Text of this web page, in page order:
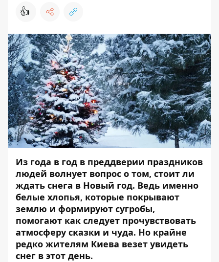
👍
Из года в год в преддверии праздников
людей волнует вопрос о том, стоит ли
ждать снега в Новый год. Ведь именно
белые хлопья, которые покрывают
землю и формируют сугробы,
помогают как следует прочувствовать
атмосферу сказки и чуда. Но крайне
редко жителям Киева везет увидеть
снег в этот день.